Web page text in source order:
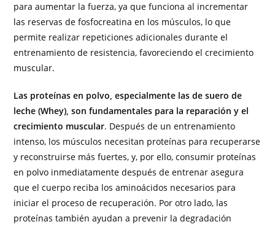
para aumentar la fuerza, ya que funciona al incrementar
las reservas de fosfocreatina en los músculos, lo que
permite realizar repeticiones adicionales durante el
entrenamiento de resistencia, favoreciendo el crecimiento
muscular.
Las proteínas en polvo, especialmente las de suero de
leche (Whey), son fundamentales para la reparación y el
crecimiento muscular. Después de un entrenamiento
intenso, los músculos necesitan proteínas para recuperarse
y reconstruirse más fuertes, y, por ello, consumir proteínas
en polvo inmediatamente después de entrenar asegura
que el cuerpo reciba los aminoácidos necesarios para
iniciar el proceso de recuperación. Por otro lado, las
proteínas también ayudan a prevenir la degradación